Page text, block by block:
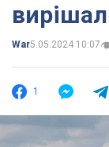
War5.05.2024 10:07
1